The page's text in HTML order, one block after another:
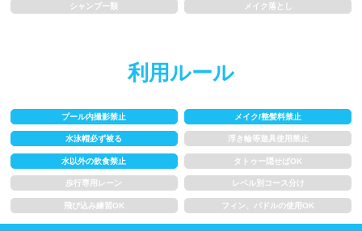
シャンプー類 メイク落とし
利用ルール
プール内撮影禁止 メイク/整髪料禁止
水泳帽必ず被る 浮き輪等遊具使用禁止
水以外の飲食禁止 タトゥー隠せばOK
歩行専用レーン レベル別コース分け
飛び込み練習OK フィン、パドルの使用OK
スクール
レンタル
バスタオル 水着